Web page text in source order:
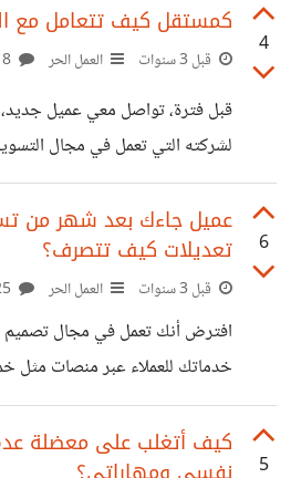
الشركة، وطلب مني كتابة عشر
الرئيسية وصفحة عن الشركة
المحتوى، راجعته جيدًا للتأكد من
النحوية. ثم أرسلته إلى العميل مع
وتطلب منه إبداء رأيه وملاحظاته. ولكن هنا حدثت
4
كمستقل كيف تتعامل مع
قبل 3 سنوات العمل الحر
قبل فترة، تواصل معي عميل
لشركته التي تعمل في مجال
يومين، أرسلت له نموذجًا أوليًا
فوجئت برده الغاضب، حيث قال إن
لا يحب الألوان أو الخطوط أو
سيء وغير احترافي، وأنه يريد
شعرت بالإحباط والغضب، فأنا كنت
6
عميل جاءك بعد شهر من
تعديلات كيف تتصرف؟
قبل 3 سنوات العمل الحر
افترض أنك تعمل في مجال تصميم
خدماتك للعملاء عبر منصات مثل
تتفق مع عميل على مواصفات
العمل على المشروع. تنجز العمل
5
كيف أتغلب على معضلة